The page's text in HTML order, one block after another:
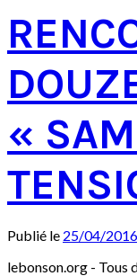
«
Publié le 25/04/2016
lebonson.org - Tous